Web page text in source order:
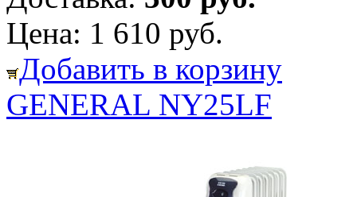
Цена: 1 610 руб.
Добавить в корзину
GENERAL NY25LF